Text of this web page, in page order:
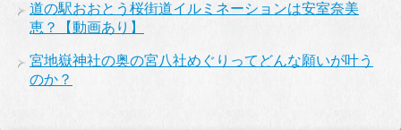
道の駅おおとう桜街道イルミネーションは安室奈美
恵？【動画あり】
宮地嶽神社の奥の宮八社めぐりってどんな願いが叶う
のか？